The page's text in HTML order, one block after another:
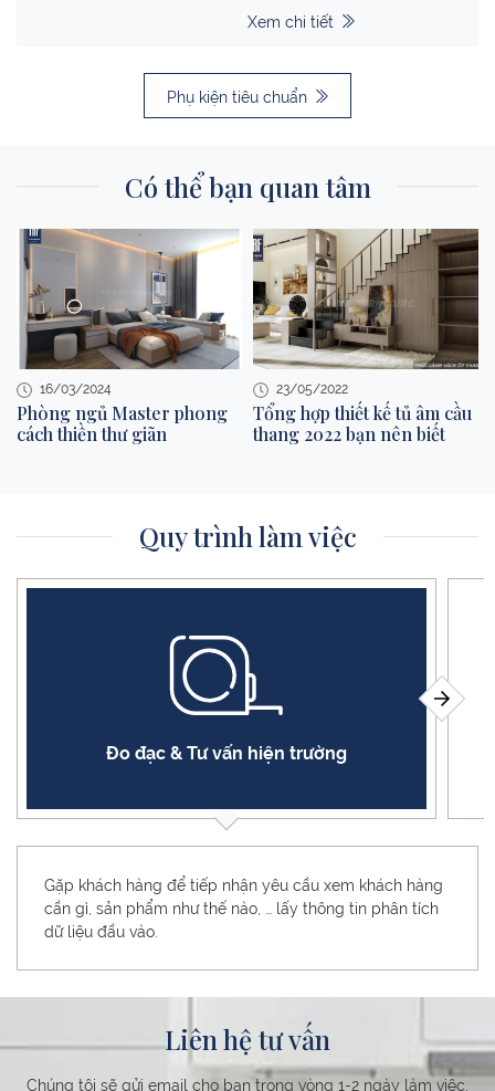
Xem chi tiết
Phụ kiện tiêu chuẩn
Có thể bạn quan tâm
16/03/2024
Phòng ngủ Master phong
cách thiền thư giãn
23/05/2022
Tổng hợp thiết kế tủ âm cầu
thang 2022 bạn nên biết
Quy trình làm việc
Đo đạc & Tư vấn hiện trường
Gặp khách hàng để tiếp nhận yêu cầu xem khách hàng
cần gì, sản phẩm như thế nào, … lấy thông tin phân tích
dữ liệu đầu vào.
Liên hệ tư vấn
Chúng tôi sẽ gửi email cho bạn trong vòng 1-2 ngày làm việc.